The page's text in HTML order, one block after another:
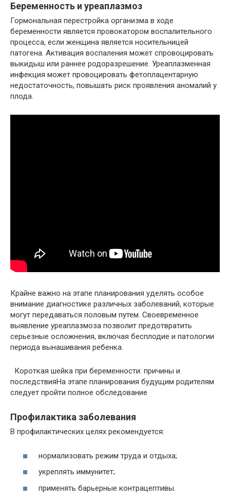
Беременность и уреаплазмоз
Гормональная перестройка организма в ходе
беременности является провокатором воспалительного
процесса, если женщина является носительницей
патогена. Активация воспаления может спровоцировать
выкидыш или раннее родоразрешение. Уреаплазменная
инфекция может провоцировать фетоплацентарную
недостаточность, повышать риск проявления аномалий у
плода.
Крайне важно на этапе планирования уделять особое
внимание диагностике различных заболеваний, которые
могут передаваться половым путем. Своевременное
выявление уреаплазмоза позволит предотвратить
серьезные осложнения, включая бесплодие и патологии
периода вынашивания ребенка.
Короткая шейка при беременности: причины и
последствияНа этапе планирования будущим родителям
следует пройти полное обследование
Профилактика заболевания
В профилактических целях рекомендуется:
нормализовать режим труда и отдыха;
укреплять иммунитет;
применять барьерные контрацептивы.